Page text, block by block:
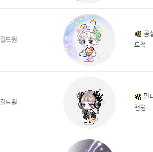
길드원
곰
도적
길드원
만
팬텀